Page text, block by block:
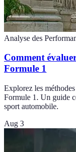
Analyse des
Comment
Formule 1
Explorez les
Formule 1. Un guide
sport automobile.
Aug 3